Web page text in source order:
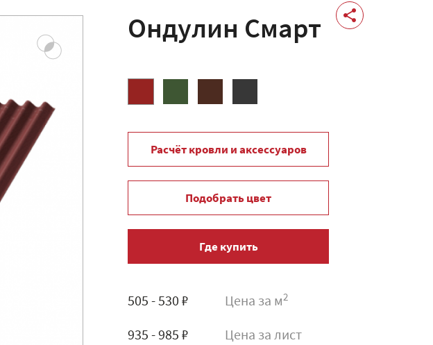
Ондулин Смарт
Расчёт кровли и аксессуаров
Подобрать цвет
Где купить
505 - 530 ₽ Цена за м2
935 - 985 ₽ Цена за лист